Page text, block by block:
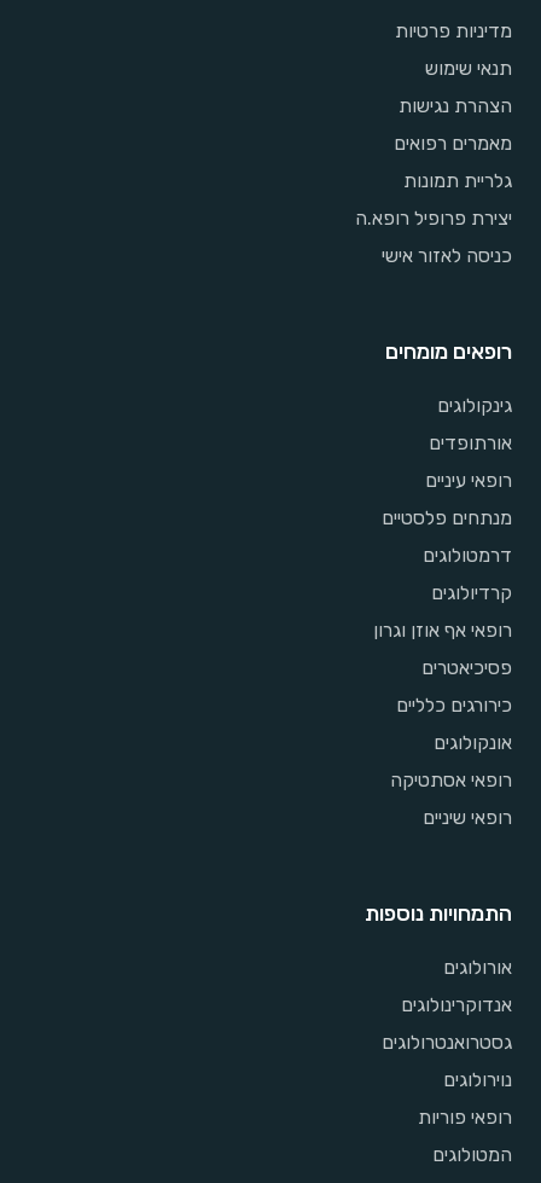
מדיניות פרטיות
תנאי שימוש
הצהרת נגישות
מאמרים רפואים
גלריית תמונות
יצירת פרופיל רופא.ה
כניסה לאזור אישי
רופאים מומחים
גינקולוגים
אורתופדים
רופאי עיניים
מנתחים פלסטיים
דרמטולוגים
קרדיולוגים
רופאי אף אוזן וגרון
פסיכיאטרים
כירורגים כלליים
אונקולוגים
רופאי אסתטיקה
רופאי שיניים
התמחויות נוספות
אורולוגים
אנדוקרינולוגים
גסטרואנטרולוגים
נוירולוגים
רופאי פוריות
המטולוגים